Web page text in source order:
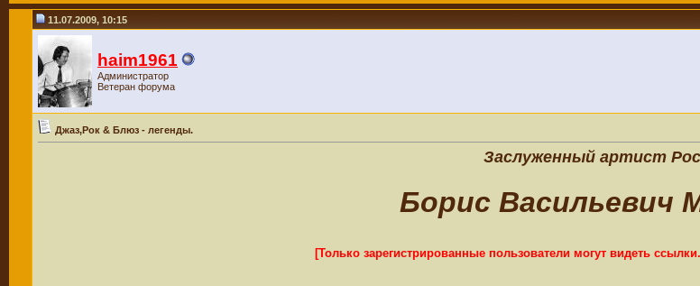
11.07.2009, 10:15
haim1961
Администратор
Ветеран форума
Джаз,Рок & Блюз - легенды.
Заслуженный артист
Борис Васильевич
[Только зарегистрированные пользователи могут видеть ссылки.